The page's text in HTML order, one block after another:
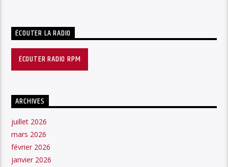
ÉCOUTER LA RADIO
ÉCOUTER RADIO RPM
ARCHIVES
juillet 2026
mars 2026
février 2026
janvier 2026